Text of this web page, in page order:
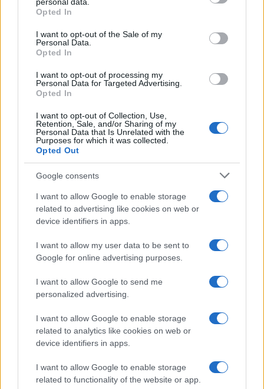
grant or deny consent to Google and its third-party tags to
use your data for below specified purposes in below Google
consent section.
Opted In
I want to opt-out of the Sale of my
Personal Data.
Opted In
I want to opt-out of processing my
Personal Data for Targeted Advertising.
Opted In
I want to opt-out of Collection, Use,
Retention, Sale, and/or Sharing of my
Personal Data that Is Unrelated with the
Purposes for which it was collected.
Opted Out
Google consents
I want to allow Google to enable storage
related to advertising like cookies on web or
device identifiers in apps.
I want to allow my user data to be sent to
Google for online advertising purposes.
I want to allow Google to send me
personalized advertising.
I want to allow Google to enable storage
related to analytics like cookies on web or
device identifiers in apps.
I want to allow Google to enable storage
related to functionality of the website or app.
Continua a leggere